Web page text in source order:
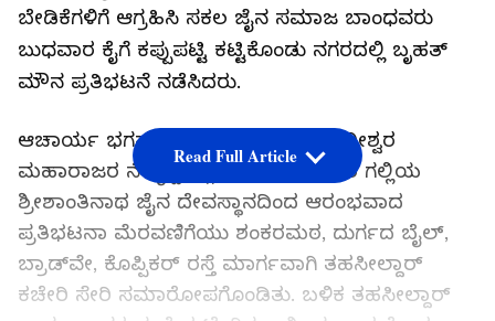
ಬೇಡಿಕೆಗಳಿಗೆ ಆಗ್ರಹಿಸಿ ಸಕಲ ಜೈನ ಸಮಾಜ ಬಾಂಧವರು
ಬುಧವಾರ ಕೈಗೆ ಕಪ್ಪುಪಟ್ಟಿ ಕಟ್ಟಿಕೊಂಡು ನಗರದಲ್ಲಿ ಬೃಹತ್‌
ಮೌನ ಪ್ರತಿಭಟನೆ ನಡೆಸಿದರು.
ಆಚಾರ್ಯ ಭಗವಂತ ಶ್ರೀಚಂದ್ರಭೂಷಣ ಸುರೀಶ್ವರ
ಮಹಾರಾಜರ ನೇತೃತ್ವದಲ್ಲಿ ನಗರದ ಕಂಚಗಾರ ಗಲ್ಲಿಯ
ಶ್ರೀಶಾಂತಿನಾಥ ಜೈನ ದೇವಸ್ಥಾನದಿಂದ ಆರಂಭವಾದ
ಪ್ರತಿಭಟನಾ ಮೆರವಣಿಗೆಯು ಶಂಕರಮಠ, ದುರ್ಗದ ಬೈಲ್,
ಬ್ರಾಡ್‌ವೇ, ಕೊಪ್ಪಿಕರ್ ರಸ್ತೆ ಮಾರ್ಗವಾಗಿ ತಹಸೀಲ್ದಾರ್
ಕಚೇರಿ ಸೇರಿ ಸಮಾರೋಪಗೊಂಡಿತು. ಬಳಿಕ ತಹಸೀಲ್ದಾರ್
Read Full Article